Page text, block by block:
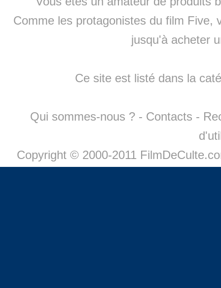
Comme les protagonistes du film Five,
jusqu'à acheter
Ce site est listé dans la
Qui sommes-nous ? - Contacts -
Copyright © 2000-2011